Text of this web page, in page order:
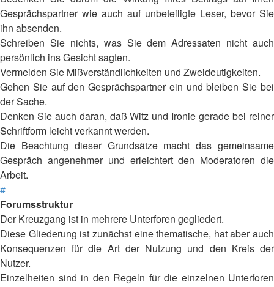
Gesprächspartner wie auch auf unbeteiligte Leser, bevor Sie
ihn absenden.
Schreiben Sie nichts, was Sie dem Adressaten nicht auch
persönlich ins Gesicht sagten.
Vermeiden Sie Mißverständlichkeiten und Zweideutigkeiten.
Gehen Sie auf den Gesprächspartner ein und bleiben Sie bei
der Sache.
Denken Sie auch daran, daß Witz und Ironie gerade bei reiner
Schriftform leicht verkannt werden.
Die Beachtung dieser Grundsätze macht das gemeinsame
Gespräch angenehmer und erleichtert den Moderatoren die
Arbeit.
#
Forumsstruktur
Der Kreuzgang ist in mehrere Unterforen gegliedert.
Diese Gliederung ist zunächst eine thematische, hat aber auch
Konsequenzen für die Art der Nutzung und den Kreis der
Nutzer.
Einzelheiten sind in den Regeln für die einzelnen Unterforen